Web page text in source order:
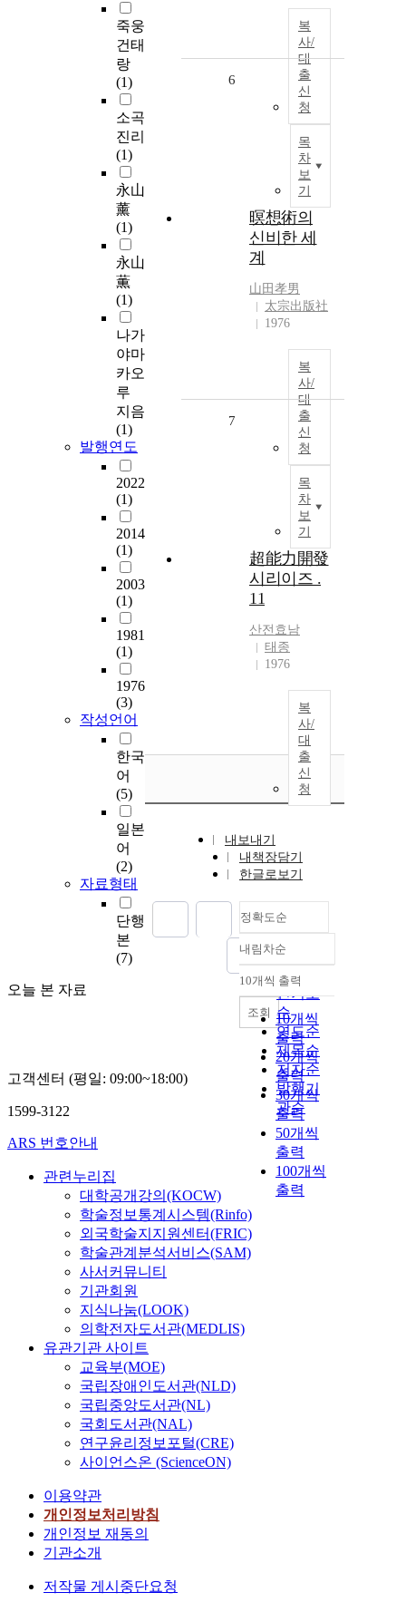
죽웅
건태
랑
(1)
소곡
진리
(1)
永山
薰
(1)
永山
薫
(1)
나가
야마
카오
루
지음
(1)
발행연도
2022
(1)
2014
(1)
2003
(1)
1981
(1)
1976
(3)
작성언어
한국
어
(5)
일본
어
(2)
자료형태
단행
본
(7)
오늘 본 자료
복
사/
대
출
신
청
목
차
보
기
6
暝想術의
신비한 세
계
山田孝男
太宗出版社
1976
복
사/
대
출
신
청
목
차
보
기
7
超能力開發
시리이즈 .
11
산전효남
태종
1976
복
사/
대
출
신
청
내보내기
내책장담기
한글로보기
정확도순
정확도
순
인기도
순
연도순
제목순
저자순
발행기
관순
내림차순
내림차순
10개씩 출력
10개씩
출력
20개씩
출력
30개씩
출력
50개씩
출력
100개씩
출력
조회
고객센터 (평일: 09:00~18:00)
1599-3122
ARS 번호안내
관련누리집
대학공개강의(KOCW)
학술정보통계시스템(Rinfo)
외국학술지지원센터(FRIC)
학술관계분석서비스(SAM)
사서커뮤니티
기관회원
지식나눔(LOOK)
의학전자도서관(MEDLIS)
유관기관 사이트
교육부(MOE)
국립장애인도서관(NLD)
국립중앙도서관(NL)
국회도서관(NAL)
연구윤리정보포털(CRE)
사이언스온 (ScienceON)
이용약관
개인정보처리방침
개인정보 재동의
기관소개
저작물 게시중단요청